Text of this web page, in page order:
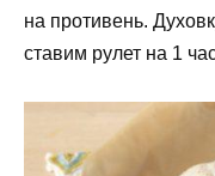
на противень.
ставим рулет на 1